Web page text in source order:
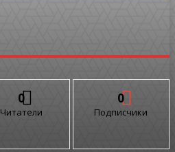
0
Читатели
0
Подписчики